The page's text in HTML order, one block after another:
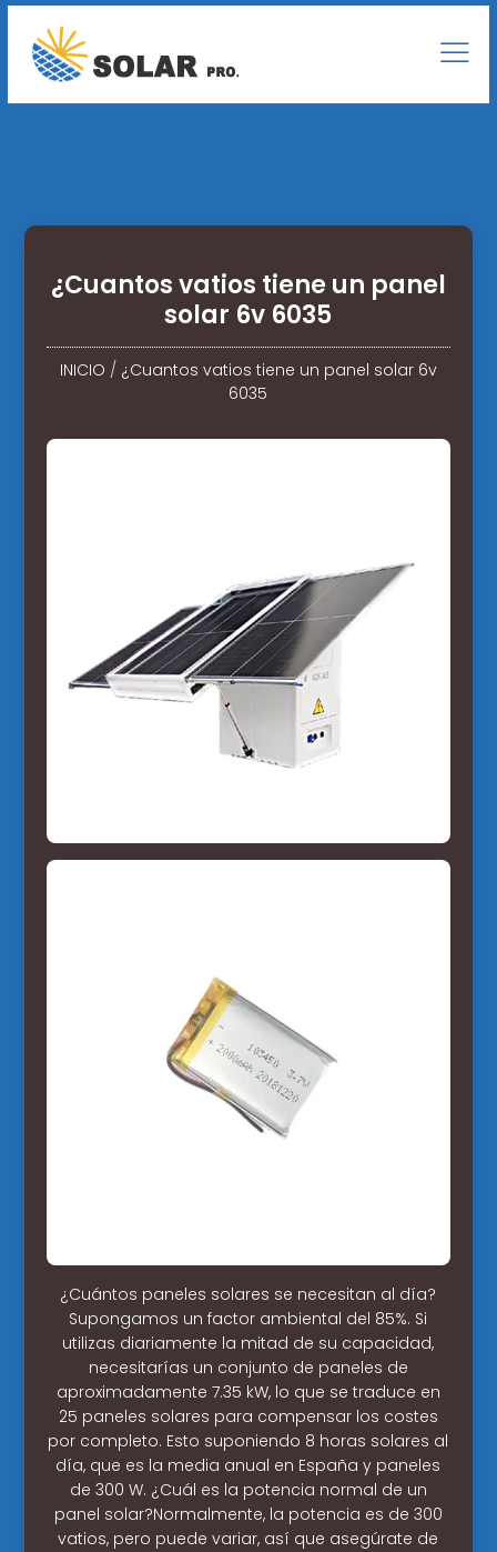
¿Cuantos vatios tiene un panel
solar 6v 6035
INICIO / ¿Cuantos vatios tiene un panel solar 6v
6035
¿Cuántos paneles solares se necesitan al día?
Supongamos un factor ambiental del 85%. Si
utilizas diariamente la mitad de su capacidad,
necesitarías un conjunto de paneles de
aproximadamente 7.35 kW, lo que se traduce en
25 paneles solares para compensar los costes
por completo. Esto suponiendo 8 horas solares al
día, que es la media anual en España y paneles
de 300 W. ¿Cuál es la potencia normal de un
panel solar?Normalmente, la potencia es de 300
vatios, pero puede variar, así que asegúrate de